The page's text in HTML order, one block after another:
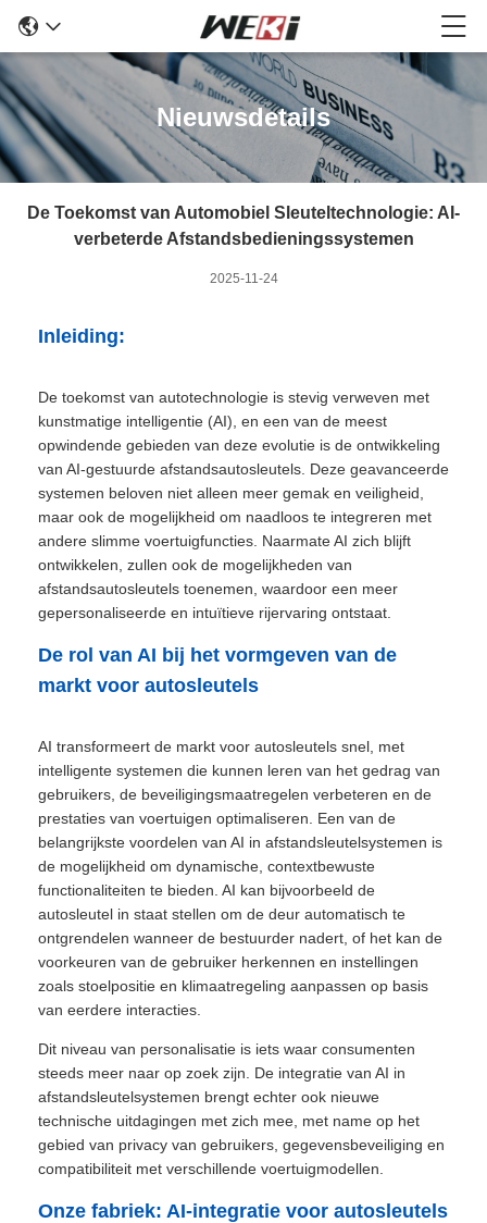
Nieuwsdetails
De Toekomst van Automobiel Sleuteltechnologie: AI-
verbeterde Afstandsbedieningssystemen
2025-11-24
Inleiding:
De toekomst van autotechnologie is stevig verweven met
kunstmatige intelligentie (AI), en een van de meest
opwindende gebieden van deze evolutie is de ontwikkeling
van AI-gestuurde afstandsautosleutels. Deze geavanceerde
systemen beloven niet alleen meer gemak en veiligheid,
maar ook de mogelijkheid om naadloos te integreren met
andere slimme voertuigfuncties. Naarmate AI zich blijft
ontwikkelen, zullen ook de mogelijkheden van
afstandsautosleutels toenemen, waardoor een meer
gepersonaliseerde en intuïtieve rijervaring ontstaat.
De rol van AI bij het vormgeven van de
markt voor autosleutels
AI transformeert de markt voor autosleutels snel, met
intelligente systemen die kunnen leren van het gedrag van
gebruikers, de beveiligingsmaatregelen verbeteren en de
prestaties van voertuigen optimaliseren. Een van de
belangrijkste voordelen van AI in afstandsleutelsystemen is
de mogelijkheid om dynamische, contextbewuste
functionaliteiten te bieden. AI kan bijvoorbeeld de
autosleutel in staat stellen om de deur automatisch te
ontgrendelen wanneer de bestuurder nadert, of het kan de
voorkeuren van de gebruiker herkennen en instellingen
zoals stoelpositie en klimaatregeling aanpassen op basis
van eerdere interacties.
Dit niveau van personalisatie is iets waar consumenten
steeds meer naar op zoek zijn. De integratie van AI in
afstandsleutelsystemen brengt echter ook nieuwe
technische uitdagingen met zich mee, met name op het
gebied van privacy van gebruikers, gegevensbeveiliging en
compatibiliteit met verschillende voertuigmodellen.
Onze fabriek: AI-integratie voor autosleutels